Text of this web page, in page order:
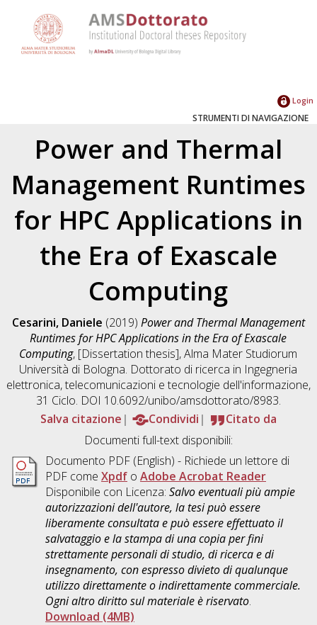
Login
STRUMENTI DI NAVIGAZIONE
Power and Thermal
Management Runtimes
for HPC Applications in
the Era of Exascale
Computing
Cesarini, Daniele (2019) Power and Thermal Management
Runtimes for HPC Applications in the Era of Exascale
Computing, [Dissertation thesis], Alma Mater Studiorum
Università di Bologna. Dottorato di ricerca in Ingegneria
elettronica, telecomunicazioni e tecnologie dell'informazione,
31 Ciclo. DOI 10.6092/unibo/amsdottorato/8983.
Salva citazione
Condividi
Citato da
Documenti full-text disponibili:
Documento PDF(English) - Richiede un lettore di
PDF come Xpdfo Adobe Acrobat Reader
Disponibile con Licenza: Salvo eventuali più ampie
autorizzazioni dell'autore, la tesi può essere
liberamente consultata e può essere effettuato il
salvataggio e la stampa di una copia per fini
strettamente personali di studio, di ricerca e di
insegnamento, con espresso divieto di qualunque
utilizzo direttamente o indirettamente commerciale.
Ogni altro diritto sul materiale è riservato.
Download (4MB)